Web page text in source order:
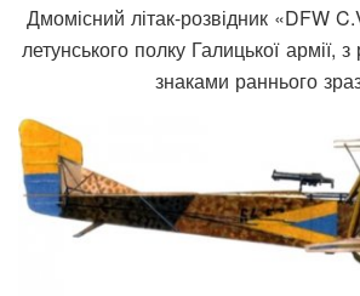
Дмомісний літак-розвідник «DFW
летунського полку Галицької армії,
знаками раннього